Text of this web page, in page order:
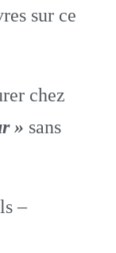
sur ce
chez
» sans
–